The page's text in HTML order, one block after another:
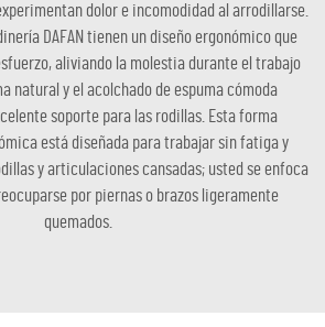
dolor e incomodidad al arrodillarse.
DAFAN tienen un diseño ergonómico que
aliviando la molestia durante el trabajo
natural y el acolchado de espuma cómoda
soporte para las rodillas. Esta forma
está diseñada para trabajar sin fatiga y
y articulaciones cansadas; usted se enfoca
por piernas o brazos ligeramente
quemados.